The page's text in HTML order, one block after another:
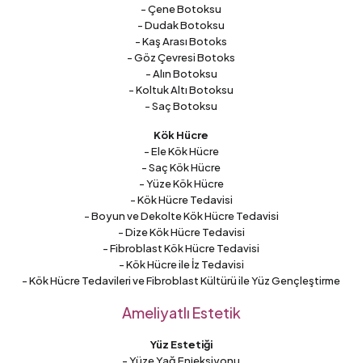
- Çene Botoksu
- Dudak Botoksu
- Kaş Arası Botoks
- Göz Çevresi Botoks
- Alın Botoksu
- Koltuk Altı Botoksu
- Saç Botoksu
Kök Hücre
- Ele Kök Hücre
- Saç Kök Hücre
- Yüze Kök Hücre
- Kök Hücre Tedavisi
- Boyun ve Dekolte Kök Hücre Tedavisi
- Dize Kök Hücre Tedavisi
- Fibroblast Kök Hücre Tedavisi
- Kök Hücre ile İz Tedavisi
- Kök Hücre Tedavileri ve Fibroblast Kültürü ile Yüz Gençleştirme
Ameliyatlı Estetik
Yüz Estetiği